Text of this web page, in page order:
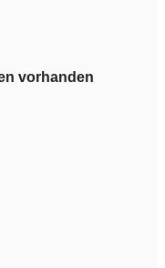
vorhanden